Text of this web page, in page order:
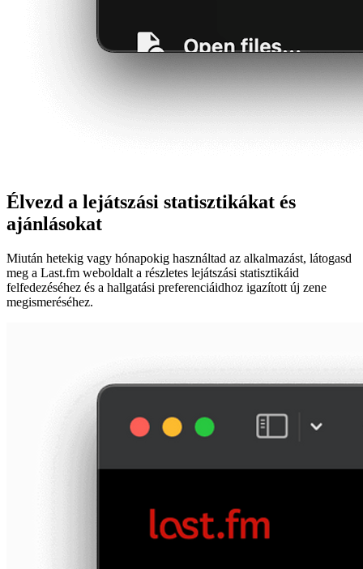
Élvezd a lejátszási statisztikákat és
ajánlásokat
Miután hetekig vagy hónapokig használtad az alkalmazást, látogasd
meg a Last.fm weboldalt a részletes lejátszási statisztikáid
felfedezéséhez és a hallgatási preferenciáidhoz igazított új zene
megismeréséhez.